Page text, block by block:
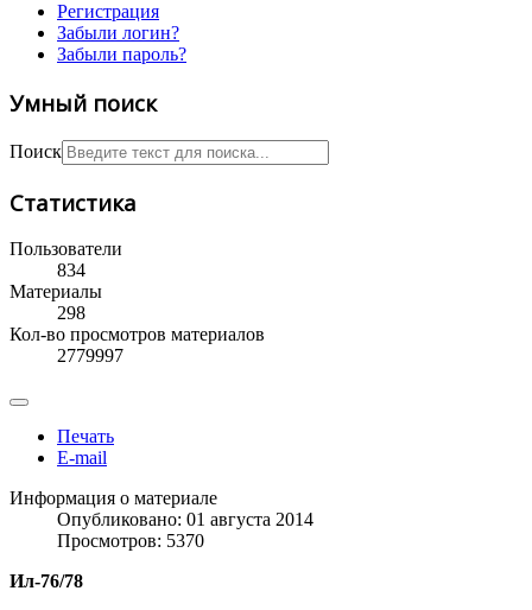
Регистрация
Забыли логин?
Забыли пароль?
Умный поиск
Поиск
Статистика
Пользователи
834
Материалы
298
Кол-во просмотров материалов
2779997
Печать
E-mail
Информация о материале
Опубликовано: 01 августа 2014
Просмотров: 5370
Ил-76/78